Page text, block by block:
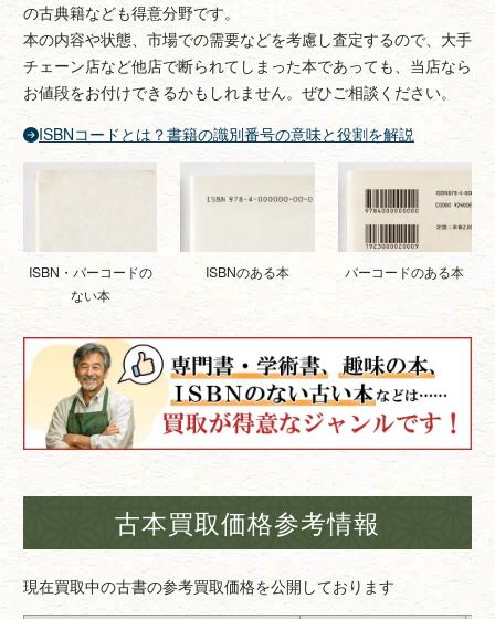
の古典籍なども得意分野です。
本の内容や状態、市場での需要などを考慮し査定するので、大手
チェーン店など他店で断られてしまった本であっても、当店なら
お値段をお付けできるかもしれません。ぜひご相談ください。
ISBNコードとは？書籍の識別番号の意味と役割を解説
ISBN・バーコードの
ない本
ISBNのある本 バーコードのある本
古本買取価格参考情報
現在買取中の古書の参考買取価格を公開しております